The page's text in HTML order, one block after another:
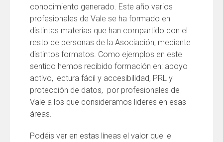
conocimiento generado. Este año varios
profesionales de Vale se ha formado en
distintas materias que han compartido con el
resto de personas de la Asociación, mediante
distintos formatos. Como ejemplos en este
sentido hemos recibido formación en: apoyo
activo, lectura fácil y accesibilidad, PRL y
protección de datos, por profesionales de
Vale a los que consideramos lideres en esas
áreas.
Podéis ver en estas líneas el valor que le